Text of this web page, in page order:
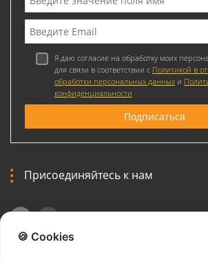
Я даю согласие на обработку моих
для связи в соответствии с Политикой в
обработки персональных данных и
конфиденциальности
Присоединяйтесь к нам
🍪 Cookies